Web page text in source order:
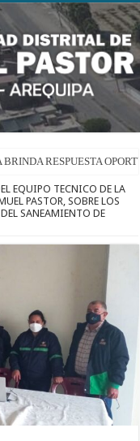
RESPUESTA
EQUIPO TECNICO DE LA
PASTOR, SOBRE LOS
SANEAMIENTO DE